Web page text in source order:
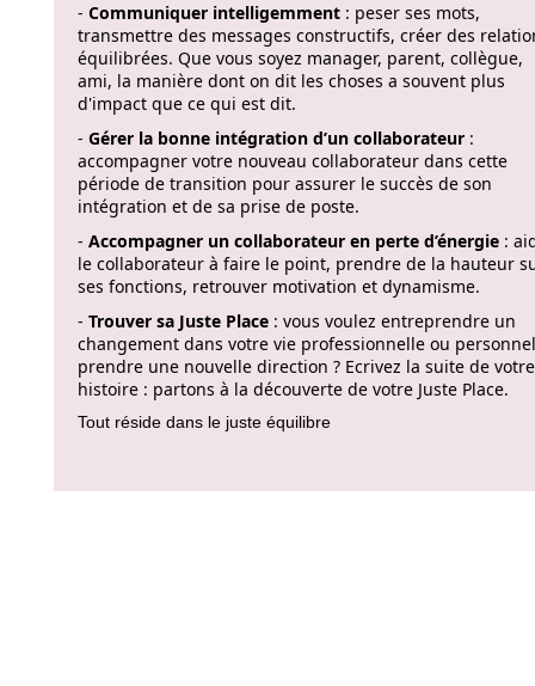
- Communiquer intelligemment : peser ses mots,
transmettre des messages constructifs, créer des
équilibrées. Que vous soyez manager, parent, collègue,
ami, la manière dont on dit les choses a souvent plus
d'impact que ce qui est dit.
- Gérer la bonne intégration d’un collaborateur :
accompagner votre nouveau collaborateur dans cette
période de transition pour assurer le succès de son
intégration et de sa prise de poste.
- Accompagner un collaborateur en perte d’énergie :
le collaborateur à faire le point, prendre de la hauteur
ses fonctions, retrouver motivation et dynamisme.
- Trouver sa Juste Place : vous voulez entreprendre un
changement dans votre vie professionnelle ou
prendre une nouvelle direction ? Ecrivez la suite de votre
histoire : partons à la découverte de votre Juste Place.
Tout réside dans le juste équilibre